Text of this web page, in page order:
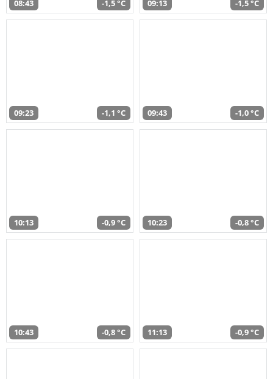
08:43 -1,5 °C 09:13 -1,5 °C
09:23 -1,1 °C 09:43 -1,0 °C
10:13 -0,9 °C 10:23 -0,8 °C
10:43 -0,8 °C 11:13 -0,9 °C